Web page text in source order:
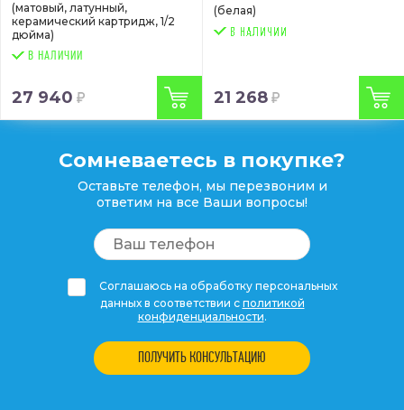
(матовый, латунный,
керамический картридж, 1/2
дюйма)
В НАЛИЧИИ
27 940
(белая)
21 268
Сомневаетесь в покупке?
Оставьте телефон, мы перезвоним и
ответим на все Ваши вопросы!
Соглашаюсь на обработку персональных
данных в соответствии с политикой
конфиденциальности.
ПОЛУЧИТЬ КОНСУЛЬТАЦИЮ